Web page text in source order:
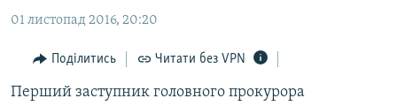
основної
Перейти
пошуку
БЛОГИ
ПОГЛЯД
ІНТЕРВ'Ю
01 листопад 2016, 20:20
Поділитись Читати без VPN
Перший заступник головного прокурора